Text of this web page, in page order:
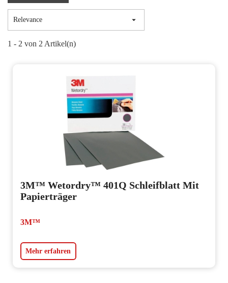
Relevance 
1 - 2 von 2 Artikel(n)
3M™ Wetordry™ 401Q Schleifblatt Mit
Papierträger
3M™
Mehr erfahren